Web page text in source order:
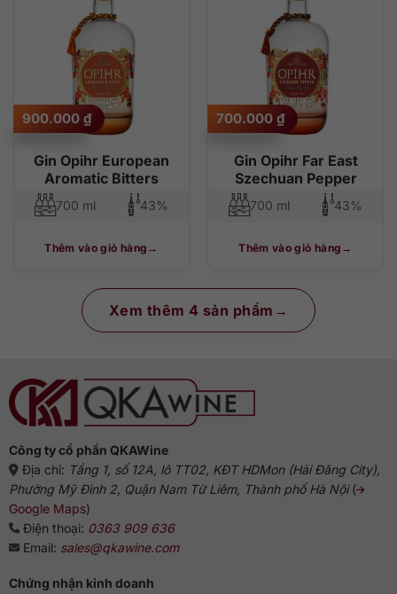
Gin Opihr European
Aromatic Bitters
900.000 ₫
700 ml 43%
Thêm vào giỏ hàng
Gin Opihr Far East
Szechuan Pepper
700.000 ₫
700 ml 43%
Thêm vào giỏ hàng
Xem thêm 4 sản phẩm
Công ty cổ phần QKAWine
Địa chỉ: Tầng 1, số 12A, lô TT02, KĐT HDMon (Hải Đăng City),
Phường Mỹ Đình 2, Quận Nam Từ Liêm, Thành phố Hà Nội(
Google Maps)
Điện thoại: 0363 909 636
Email: sales@qkawine.com
Chứng nhận kinh doanh